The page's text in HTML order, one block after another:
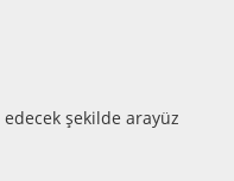
şekilde arayüz